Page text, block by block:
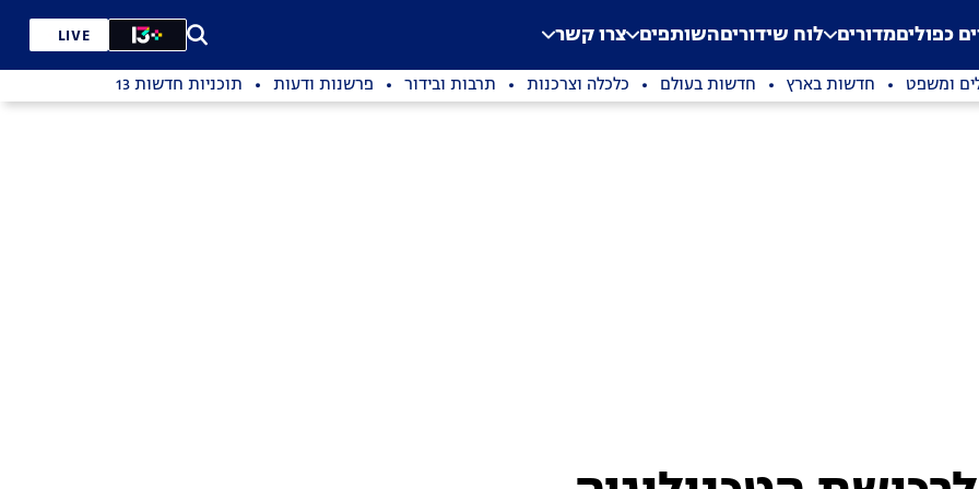
Application error: a
. כפוליםמדורים לוח שידוריםהשותפים צרו קשר LIVE
ומשפט חדשות בארץ חדשות בעולם כלכלה וצרכנות תרבות ובידור פרשנות ודעות תוכניות חדשות 13